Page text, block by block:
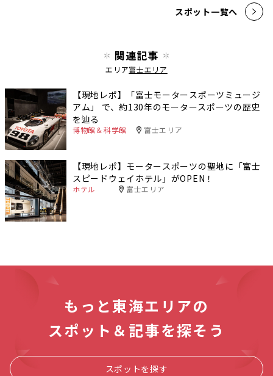
スポット一覧へ
関連記事
エリア富士エリア
【現地レポ】「富士モータースポーツミュージ
アム」 で、約130年のモータースポーツの歴史
を辿る
博物館＆科学館 富士エリア
【現地レポ】モータースポーツの聖地に「富士
スピードウェイホテル」がOPEN！
ホテル 富士エリア
もっと東海エリアの
スポット＆記事を探そう
スポットを探す